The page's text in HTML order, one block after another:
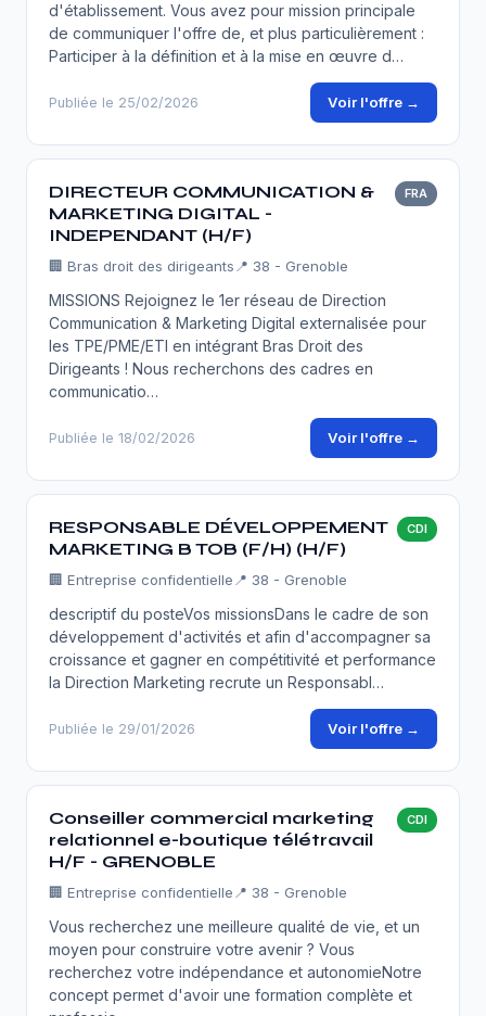
d'établissement. Vous avez pour mission principale
de communiquer l'offre de, et plus particulièrement :
Participer à la définition et à la mise en œuvre d…
Publiée le 25/02/2026 Voir l'offre →
DIRECTEUR COMMUNICATION &
MARKETING DIGITAL -
INDEPENDANT (H/F)
FRA
🏢 Bras droit des dirigeants 📍 38 - Grenoble
MISSIONS Rejoignez le 1er réseau de Direction
Communication & Marketing Digital externalisée pour
les TPE/PME/ETI en intégrant Bras Droit des
Dirigeants ! Nous recherchons des cadres en
communicatio…
Publiée le 18/02/2026 Voir l'offre →
RESPONSABLE DÉVELOPPEMENT
MARKETING B TOB (F/H) (H/F)
CDI
🏢 Entreprise confidentielle 📍 38 - Grenoble
descriptif du posteVos missionsDans le cadre de son
développement d'activités et afin d'accompagner sa
croissance et gagner en compétitivité et performance
la Direction Marketing recrute un Responsabl…
Publiée le 29/01/2026 Voir l'offre →
Conseiller commercial marketing
relationnel e-boutique télétravail
H/F - GRENOBLE
CDI
🏢 Entreprise confidentielle 📍 38 - Grenoble
Vous recherchez une meilleure qualité de vie, et un
moyen pour construire votre avenir ? Vous
recherchez votre indépendance et autonomieNotre
concept permet d'avoir une formation complète et